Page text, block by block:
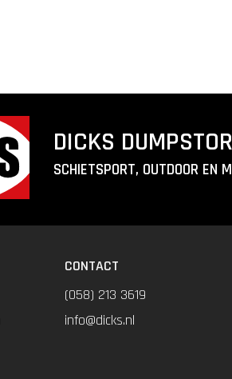
DICKS
SCHIETSPORT, OUTDOOR EN
CONTACT
(058) 213 3619
info@dicks.nl